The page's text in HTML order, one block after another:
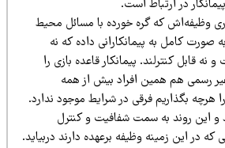
در ارتباط است.
که گره خورده با مسائل محیط
به پیمانکارانی داده که نه
کنترلند. پیمانکار قاعده بازی را
هم همین افراد بیش از همه
بگذاریم فرقی در شرایط موجود ندارد.
روند به سمت شفافیت و کنترل
این زمینه وظیفه برعهده دارند دربیاید.